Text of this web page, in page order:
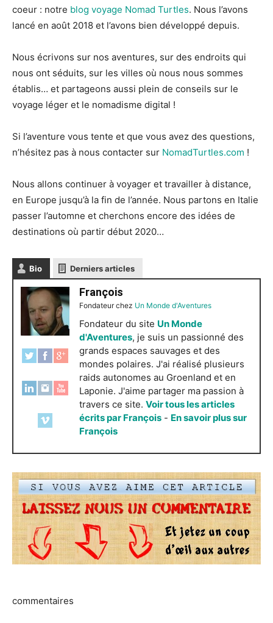
coeur : notre blog voyage Nomad Turtles. Nous l’avons
lancé en août 2018 et l’avons bien développé depuis.
Nous écrivons sur nos aventures, sur des endroits qui
nous ont séduits, sur les villes où nous nous sommes
établis… et partageons aussi plein de conseils sur le
voyage léger et le nomadisme digital !
Si l’aventure vous tente et que vous avez des questions,
n’hésitez pas à nous contacter sur NomadTurtles.com !
Nous allons continuer à voyager et travailler à distance,
en Europe jusqu’à la fin de l’année. Nous partons en Italie
passer l’automne et cherchons encore des idées de
destinations où partir début 2020…
Bio Derniers articles
François
Fondateurchez Un Monde d'Aventures
Fondateur du site Un Monde
d'Aventures, je suis un passionné des
grands espaces sauvages et des
mondes polaires. J'ai réalisé plusieurs
raids autonomes au Groenland et en
Laponie. J'aime partager ma passion à
travers ce site. Voir tous les articles
écrits par François - En savoir plus sur
François
commentaires